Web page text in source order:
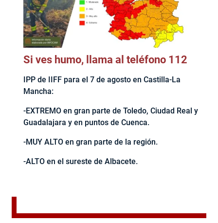
Si ves humo, llama al teléfono 112
IPP de IIFF para el 7 de agosto en Castilla-La
Mancha:
-EXTREMO en gran parte de Toledo, Ciudad Real y
Guadalajara y en puntos de Cuenca.
-MUY ALTO en gran parte de la región.
-ALTO en el sureste de Albacete.